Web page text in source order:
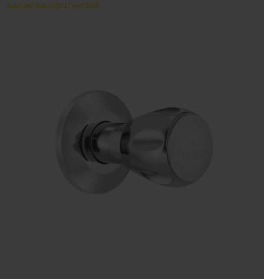
കോക്ക് കോൾഡ് ഒൺലി